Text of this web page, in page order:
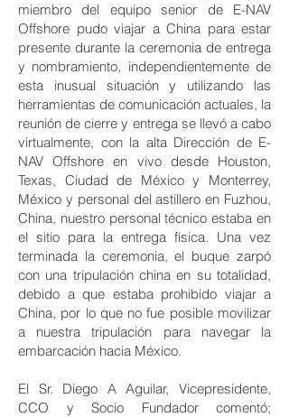
miembro del equipo senior de E-NAV
Offshore pudo viajar a China para estar
presente durante la ceremonia de entrega
y nombramiento, independientemente de
esta inusual situación y utilizando las
herramientas de comunicación actuales, la
reunión de cierre y entrega se llevó a cabo
virtualmente, con la alta Dirección de E-
NAV Offshore en vivo desde Houston,
Texas, Ciudad de México y Monterrey,
México y personal del astillero en Fuzhou,
China, nuestro personal técnico estaba en
el sitio para la entrega física. Una vez
terminada la ceremonia, el buque zarpó
con una tripulación china en su totalidad,
debido a que estaba prohibido viajar a
China, por lo que no fue posible movilizar
a nuestra tripulación para navegar la
embarcación hacia México.
El Sr. Diego A Aguilar, Vicepresidente,
CCO y Socio Fundador comentó;